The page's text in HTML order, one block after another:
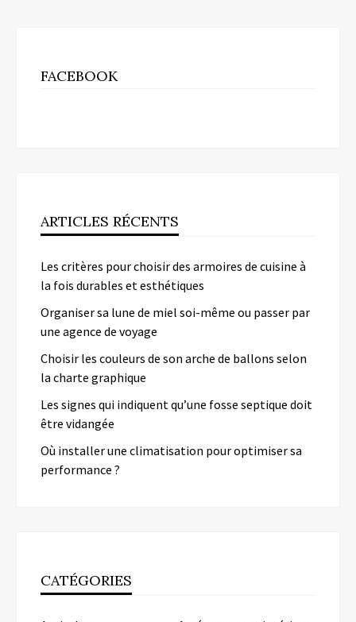
FACEBOOK
ARTICLES RÉCENTS
Les critères pour choisir des armoires de cuisine à
la fois durables et esthétiques
Organiser sa lune de miel soi-même ou passer par
une agence de voyage
Choisir les couleurs de son arche de ballons selon
la charte graphique
Les signes qui indiquent qu’une fosse septique doit
être vidangée
Où installer une climatisation pour optimiser sa
performance ?
CATÉGORIES